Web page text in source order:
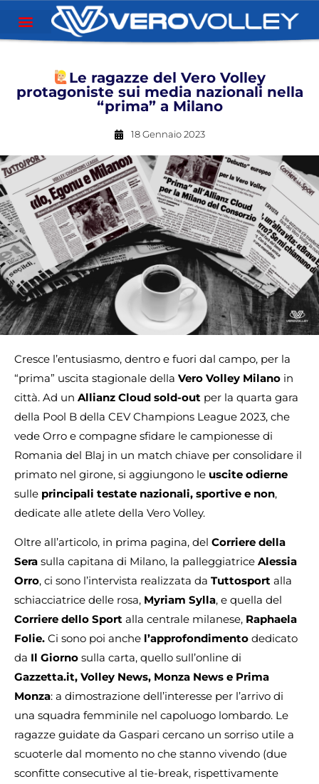
Le ragazze del Vero Volley
protagoniste sui media nazionali nella
“prima” a Milano
18 Gennaio 2023
Cresce l’entusiasmo, dentro e fuori dal campo, per la
“prima” uscita stagionale della Vero Volley Milano in
città. Ad un Allianz Cloud sold-out per la quarta gara
della Pool B della CEV Champions League 2023, che
vede Orro e compagne sfidare le campionesse di
Romania del Blaj in un match chiave per consolidare il
primato nel girone, si aggiungono le uscite odierne
sulle principali testate nazionali, sportive e non,
dedicate alle atlete della Vero Volley.
Oltre all’articolo, in prima pagina, del Corriere della
Sera sulla capitana di Milano, la palleggiatrice Alessia
Orro, ci sono l’intervista realizzata da Tuttosport alla
schiacciatrice delle rosa, Myriam Sylla, e quella del
Corriere dello Sport alla centrale milanese, Raphaela
Folie. Ci sono poi anche l’approfondimento dedicato
da Il Giorno sulla carta, quello sull’online di
Gazzetta.it, Volley News, Monza News e Prima
Monza: a dimostrazione dell’interesse per l’arrivo di
una squadra femminile nel capoluogo lombardo. Le
ragazze guidate da Gaspari cercano un sorriso utile a
scuoterle dal momento no che stanno vivendo (due
sconfitte consecutive al tie-break, rispettivamente